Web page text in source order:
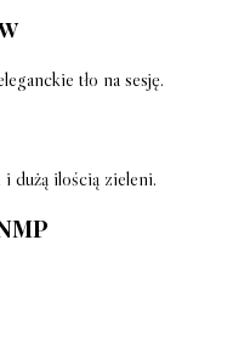
tło na sesję.
dużą ilością zieleni.